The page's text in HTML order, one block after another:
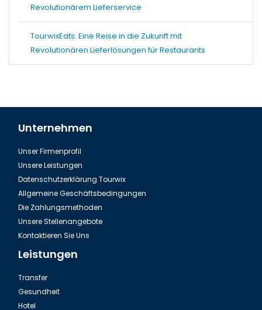
Revolutionärem Lieferservice
TourwixEats: Eine Reise in die Zukunft mit
Revolutionären Lieferlösungen für Restaurants
Unternehmen
Unser Firmenprofil
Unsere Leistungen
Datenschutzerklärung Tourwix
Allgemeine Geschäftsbedingungen
Die Zahlungsmethoden
Unsere Stellenangebote
Kontaktieren Sie Uns
Leistungen
Transfer
Gesundheit
Hotel